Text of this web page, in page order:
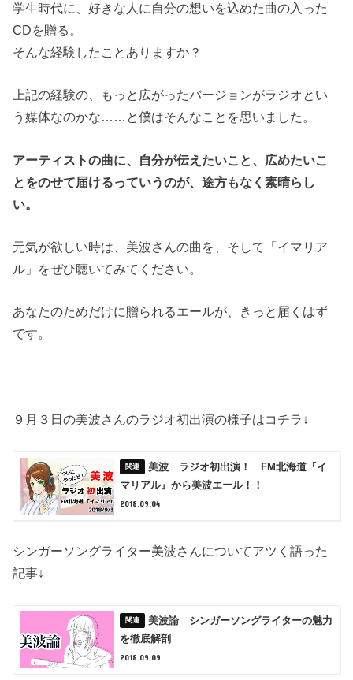
学生時代に、好きな人に自分の想いを込めた曲の入った
CDを贈る。
そんな経験したことありますか？
上記の経験の、もっと広がったバージョンがラジオとい
う媒体なのかな……と僕はそんなことを思いました。
アーティストの曲に、自分が伝えたいこと、広めたいこ
とをのせて届けるっていうのが、途方もなく素晴らし
い。
元気が欲しい時は、美波さんの曲を、そして「イマリア
ル」をぜひ聴いてみてください。
あなたのためだけに贈られるエールが、きっと届くはず
です。
９月３日の美波さんのラジオ初出演の様子はコチラ↓
美波 ラジオ初出演！ FM北海道『イ
マリアル』から美波エール！！
2018.09.04
シンガーソングライター美波さんについてアツく語った
記事↓
美波論 シンガーソングライターの魅力
を徹底解剖
2018.09.09